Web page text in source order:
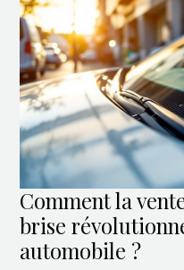
Comment la
brise
automobile ?